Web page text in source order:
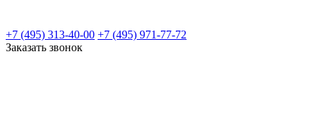
+7 (495) 313-40-00 +7 (495) 971-77-72
Заказать звонок